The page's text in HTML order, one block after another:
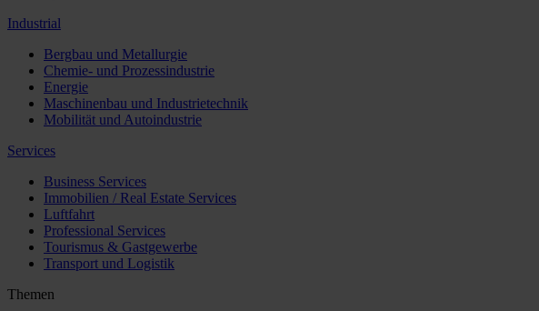
Industrial
Bergbau und Metallurgie
Chemie- und Prozessindustrie
Energie
Maschinenbau und Industrietechnik
Mobilität und Autoindustrie
Services
Business Services
Immobilien / Real Estate Services
Luftfahrt
Professional Services
Tourismus & Gastgewerbe
Transport und Logistik
Themen